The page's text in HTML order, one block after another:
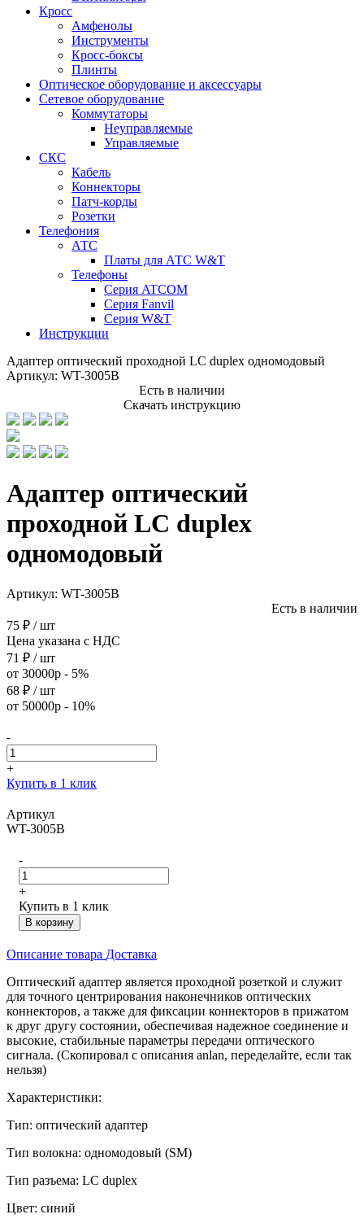
Кросс
Амфенолы
Инструменты
Кросс-боксы
Плинты
Оптическое оборудование и аксессуары
Сетевое оборудование
Коммутаторы
Неуправляемые
Управляемые
СКС
Кабель
Коннекторы
Патч-корды
Розетки
Телефония
АТС
Платы для АТС W&T
Телефоны
Серия ATCOM
Серия Fanvil
Серия W&T
Инструкции
Адаптер оптический проходной LC duplex одномодовый
Артикул: WT-3005B
Есть в наличии
Скачать инструкцию
Адаптер оптический
проходной LC duplex
одномодовый
Артикул: WT-3005B
Есть в наличии
75 ₽ / шт
Цена указана с НДС
71 ₽ / шт
от 30000р - 5%
68 ₽ / шт
от 50000р - 10%
-
+
Купить в 1 клик
Артикул
WT-3005B
-
+
Купить в 1 клик
В корзину
Описание товара Доставка
Оптический адаптер является проходной розеткой и служит
для точного центрирования наконечников оптических
коннекторов, а также для фиксации коннекторов в прижатом
к друг другу состоянии, обеспечивая надежное соединение и
высокие, стабильные параметры передачи оптического
сигнала. (Скопировал с описания anlan, переделайте, если так
нельзя)
Характеристики:
Тип: оптический адаптер
Тип волокна: одномодовый (SM)
Тип разъема: LC duplex
Цвет: синий